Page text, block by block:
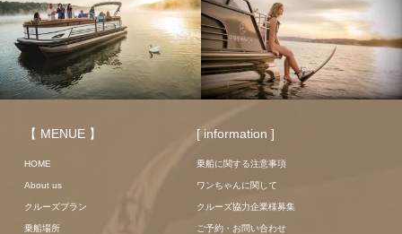
【 MENUE 】
HOME
About us
クルーズプラン
乗船場所
[ information ]
乗船に関する注意事項
ワンちゃんに関して
クルーズ協力企業様募集
ご予約・お問い合わせ